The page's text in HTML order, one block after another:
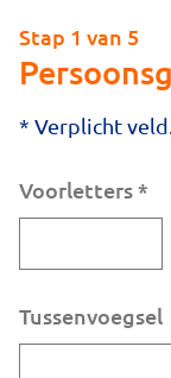
Stap 1 van 5
* Verplicht
Voorletters*
Tussenvoegsel